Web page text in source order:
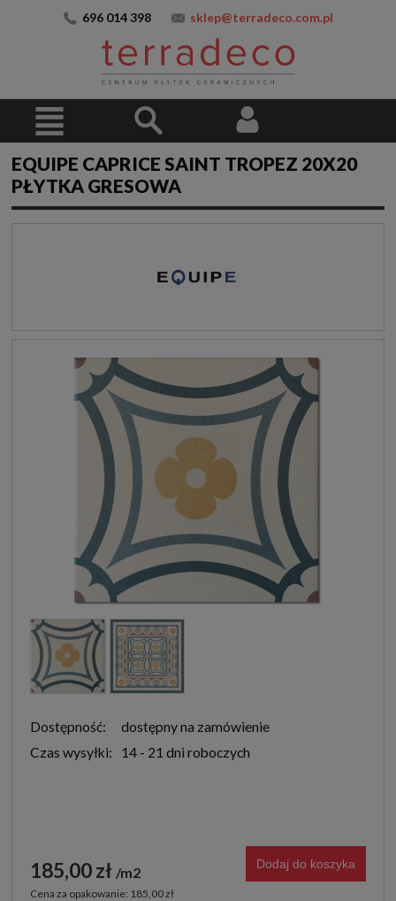
696 014 398 sklep@terradeco.com.pl
EQUIPE CAPRICE SAINT TROPEZ 20X20
PŁYTKA GRESOWA
Dostępność:
dostępny na zamówienie
Czas wysyłki:
14 - 21 dni roboczych
185,00 zł m2
Cena za opakowanie: 185,00 zł
Dodaj do koszyka